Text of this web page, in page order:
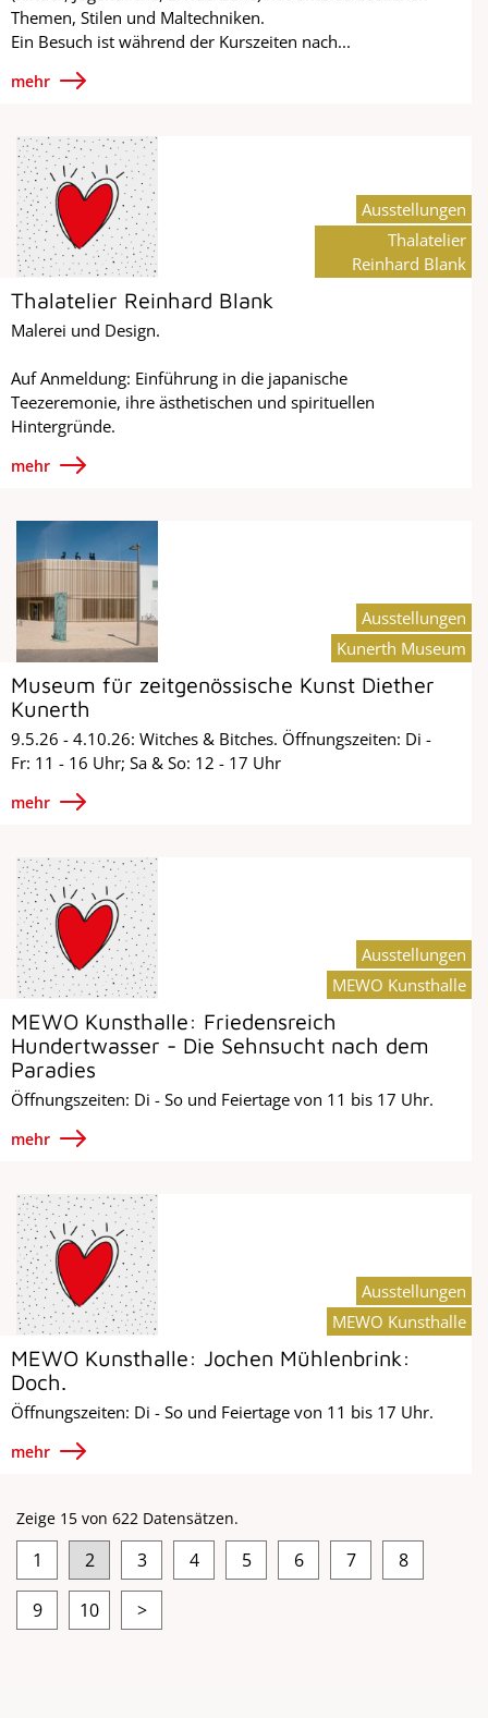
Themen, Stilen und Maltechniken.
Ein Besuch ist während der Kurszeiten nach...
mehr
Thalatelier Reinhard Blank
Malerei und Design.
Auf Anmeldung: Einführung in die japanische
Teezeremonie, ihre ästhetischen und spirituellen
Hintergründe.
mehr
Ausstellungen
Thalatelier
Reinhard Blank
Museum für zeitgenössische Kunst Diether
Kunerth
9.5.26 - 4.10.26: Witches & Bitches. Öffnungszeiten: Di -
Fr: 11 - 16 Uhr; Sa & So: 12 - 17 Uhr
mehr
Ausstellungen
Kunerth Museum
MEWO Kunsthalle: Friedensreich
Hundertwasser - Die Sehnsucht nach dem
Paradies
Öffnungszeiten: Di - So und Feiertage von 11 bis 17 Uhr.
mehr
Ausstellungen
MEWO Kunsthalle
MEWO Kunsthalle: Jochen Mühlenbrink:
Doch.
Öffnungszeiten: Di - So und Feiertage von 11 bis 17 Uhr.
mehr
Ausstellungen
MEWO Kunsthalle
Zeige 15 von 622 Datensätzen.
1 2 3 4 5 6 7 8
9 10 >